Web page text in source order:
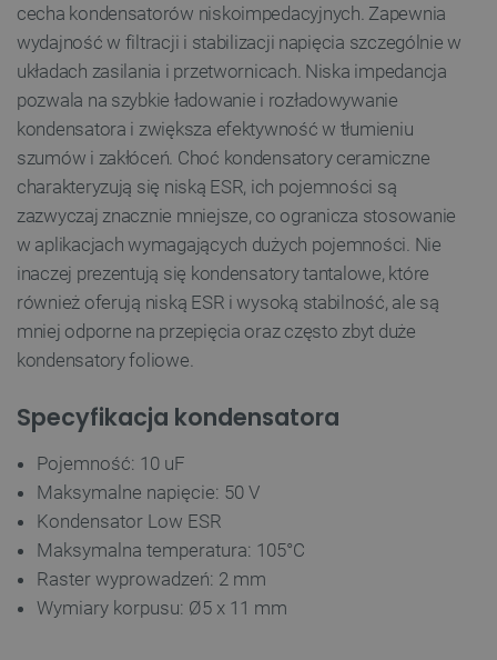
cecha kondensatorów niskoimpedacyjnych. Zapewnia
wydajność w filtracji i stabilizacji napięcia szczególnie w
układach zasilania i przetwornicach. Niska impedancja
pozwala na szybkie ładowanie i rozładowywanie
kondensatora i zwiększa efektywność w tłumieniu
szumów i zakłóceń. Choć kondensatory ceramiczne
charakteryzują się niską ESR, ich pojemności są
zazwyczaj znacznie mniejsze, co ogranicza stosowanie
w aplikacjach wymagających dużych pojemności. Nie
inaczej prezentują się kondensatory tantalowe, które
również oferują niską ESR i wysoką stabilność, ale są
mniej odporne na przepięcia oraz często zbyt duże
kondensatory foliowe.
Specyfikacja kondensatora
Pojemność: 10 uF
Maksymalne napięcie: 50 V
Kondensator Low ESR
Maksymalna temperatura: 105°C
Raster wyprowadzeń: 2 mm
Wymiary korpusu: Ø5 x 11 mm